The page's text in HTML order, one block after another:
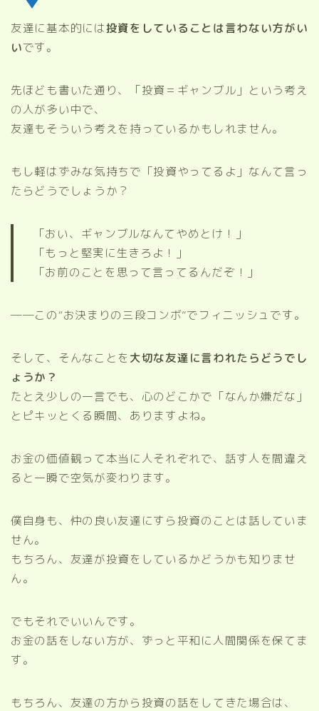
友達に基本的には投資をしていることは言わない方がい
いです。
先ほども書いた通り、「投資＝ギャンブル」という考え
の人が多い中で、
友達もそういう考えを持っているかもしれません。
もし軽はずみな気持ちで「投資やってるよ」なんて言っ
たらどうでしょうか？
「おい、ギャンブルなんてやめとけ！」
「もっと堅実に生きろよ！」
「お前のことを思って言ってるんだぞ！」
──この“お決まりの三段コンボ”でフィニッシュです。
そして、そんなことを 大切な友達に言われたらどうでし
ょうか？
たとえ少しの一言でも、心のどこかで「なんか嫌だな」
とピキッとくる瞬間、ありますよね。
お金の価値観って本当に人それぞれで、話す人を間違え
ると一瞬で空気が変わります。
僕自身も、仲の良い友達にすら投資のことは話していま
せん。
もちろん、友達が投資をしているかどうかも知りませ
ん。
でもそれでいいんです。
お金の話をしない方が、ずっと平和に人間関係を保てま
す。
もちろん、友達の方から投資の話をしてきた場合は、